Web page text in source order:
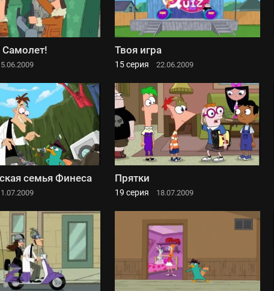
Твоя игра
15 серия 22.06.2009
семья Финеса Прятки
19 серия 18.07.2009